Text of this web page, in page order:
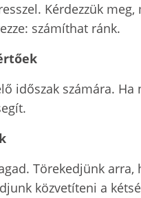
Kérdezzük
számíthat ránk.
időszak számára.
Törekedjünk
közvetíteni a